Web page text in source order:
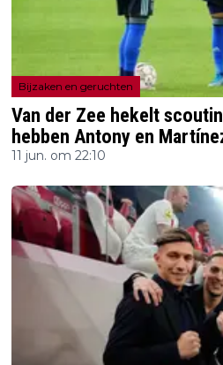
Bijzaken en geruchten
Van der Zee hekelt
hebben Antony en
11 jun. om 22:10